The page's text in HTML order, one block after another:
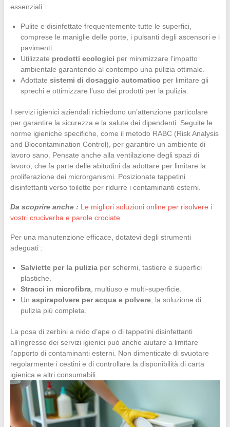
essenziali :
Pulite e disinfettate frequentemente tutte le superfici,
comprese le maniglie delle porte, i pulsanti degli ascensori e i
pavimenti.
Utilizzate prodotti ecologici per minimizzare l’impatto
ambientale garantendo al contempo una pulizia ottimale.
Adottate sistemi di dosaggio automatico per limitare gli
sprechi e ottimizzare l’uso dei prodotti per la pulizia.
I servizi igienici aziendali richiedono un’attenzione particolare
per garantire la sicurezza e la salute dei dipendenti. Seguite le
norme igieniche specifiche, come il metodo RABC (Risk Analysis
and Biocontamination Control), per garantire un ambiente di
lavoro sano. Pensate anche alla ventilazione degli spazi di
lavoro, che fa parte delle abitudini da adottare per limitare la
proliferazione dei microrganismi. Posizionate tappetini
disinfettanti verso toilette per ridurre i contaminanti esterni.
Da scoprire anche : Le migliori soluzioni online per risolvere i
vostri cruciverba e parole crociate
Per una manutenzione efficace, dotatevi degli strumenti
adeguati :
Salviette per la puliziaper schermi, tastiere e superfici
plastiche.
Stracci in microfibra, multiuso e multi-superficie.
Un aspirapolvere per acqua e polvere, la soluzione di
pulizia più completa.
La posa di zerbini a nido d’ape o di tappetini disinfettanti
all’ingresso dei servizi igienici può anche aiutare a limitare
l’apporto di contaminanti esterni. Non dimenticate di svuotare
regolarmente i cestini e di controllare la disponibilità di carta
igienica e altri consumabili.